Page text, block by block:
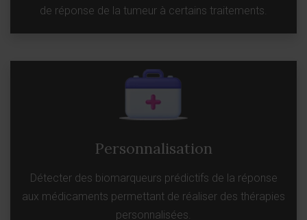
de réponse de la tumeur à certains traitements.
Personnalisation
Détecter des biomarqueurs prédictifs de la réponse
aux médicaments permettant de réaliser des thérapies
personnalisées.